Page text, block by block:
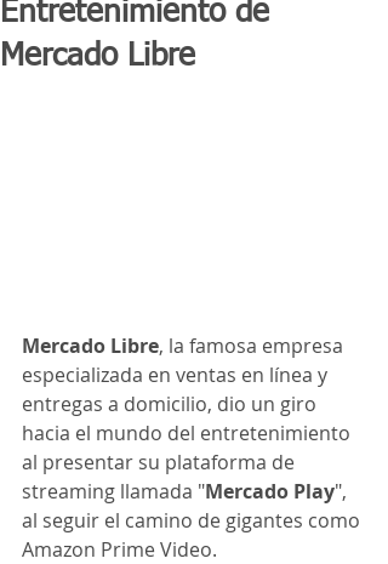
Entretenimiento de
Mercado Libre
Mercado Libre, la famosa empresa
especializada en ventas en línea y
entregas a domicilio, dio un giro
hacia el mundo del entretenimiento
al presentar su plataforma de
streaming llamada "Mercado Play",
al seguir el camino de gigantes como
Amazon Prime Video.